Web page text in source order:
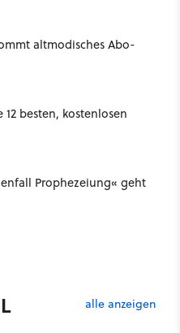
altmodisches Abo-
12 besten, kostenlosen
Prophezeiung« geht
alle anzeigen